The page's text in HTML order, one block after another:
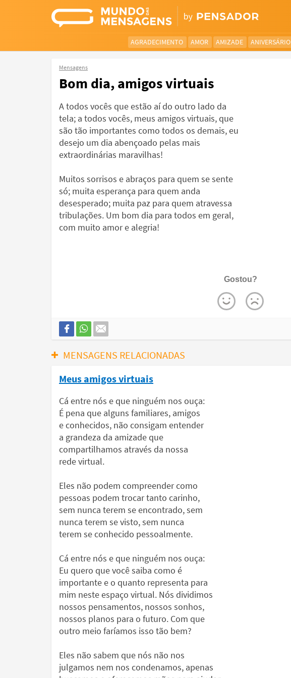
AGRADECIMENTO AMOR AMIZADE ANIVERSÁRIO
Mensagens
Bom dia, amigos virtuais
A todos vocês que estão aí do outro lado da
tela; a todos vocês, meus amigos virtuais, que
são tão importantes como todos os demais, eu
desejo um dia abençoado pelas mais
extraordinárias maravilhas!
Muitos sorrisos e abraços para quem se sente
só; muita esperança para quem anda
desesperado; muita paz para quem atravessa
tribulações. Um bom dia para todos em geral,
com muito amor e alegria!
Gostou?
MENSAGENS RELACIONADAS
Meus amigos virtuais
Cá entre nós e que ninguém nos ouça:
É pena que alguns familiares, amigos
e conhecidos, não consigam entender
a grandeza da amizade que
compartilhamos através da nossa
rede virtual.
Eles não podem compreender como
pessoas podem trocar tanto carinho,
sem nunca terem se encontrado, sem
nunca terem se visto, sem nunca
terem se conhecido pessoalmente.
Cá entre nós e que ninguém nos ouça:
Eu quero que você saiba como é
importante e o quanto representa para
mim neste espaço virtual. Nós dividimos
nossos pensamentos, nossos sonhos,
nossos planos para o futuro. Com que
outro meio faríamos isso tão bem?
Eles não sabem que nós não nos
julgamos nem nos condenamos, apenas